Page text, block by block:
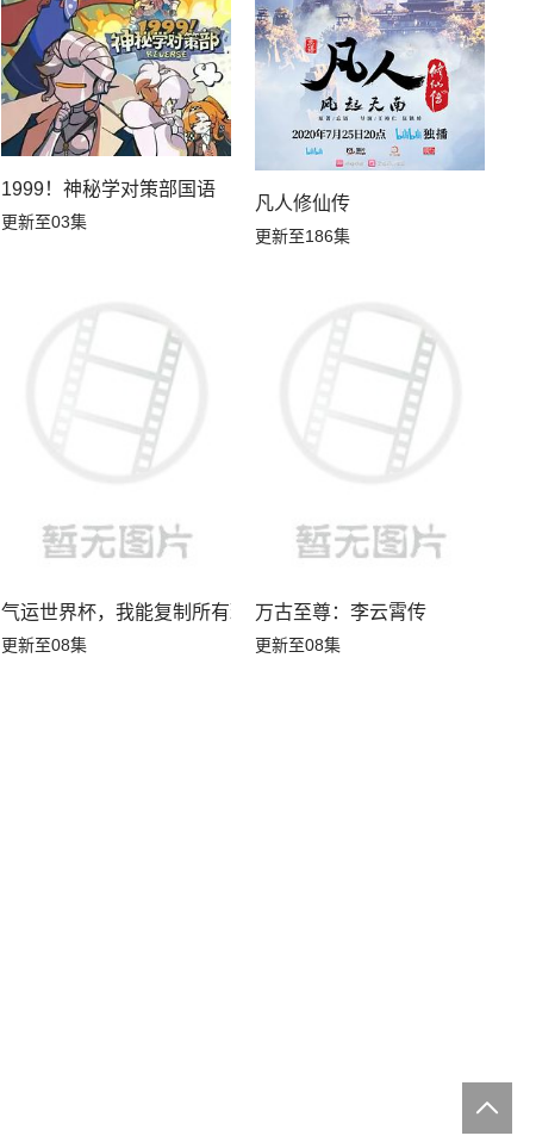
1999！神秘学对策部国语
更新至03集
凡人修仙传
更新至186集
气运世界杯，我能复制所有球星技能
更新至08集
万古至尊：李云霄传
更新至08集